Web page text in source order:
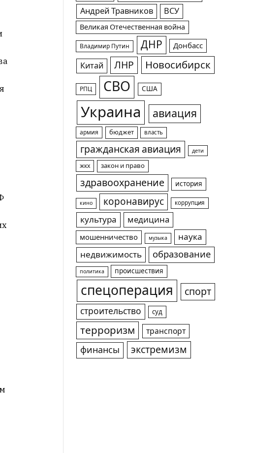
Андрей Травников ВСУ
Великая Отечественная война
Владимир Путин ДНР Донбасс
Китай ЛНР Новосибирск
РПЦ СВО США
Украина авиация
армия бюджет власть
гражданская авиация дети
жкх закон и право
здравоохранение история
кино коронавирус коррупция
культура медицина
мошенничество музыка
наука
недвижимость
образование
политика происшествия
спецоперация спорт
строительство суд
терроризм транспорт
финансы экстремизм